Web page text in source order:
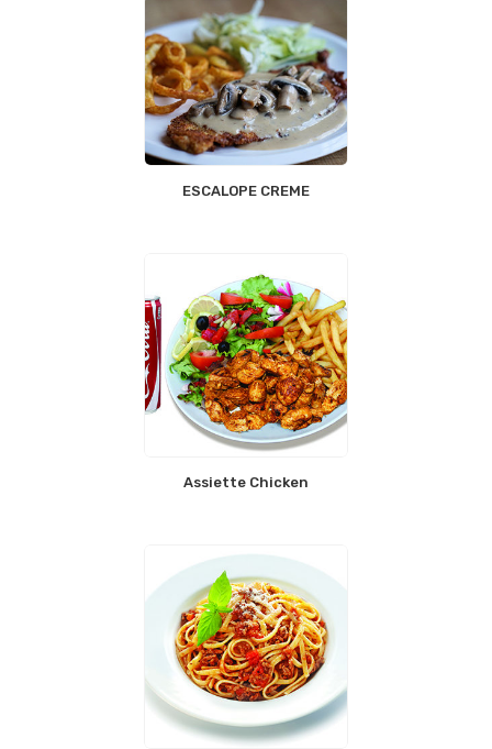
ESCALOPE CREME
Assiette Chicken